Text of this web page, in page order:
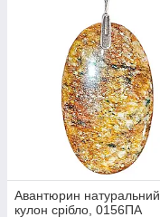
Авантюрин натуральний
кулон срібло, 0156ПА